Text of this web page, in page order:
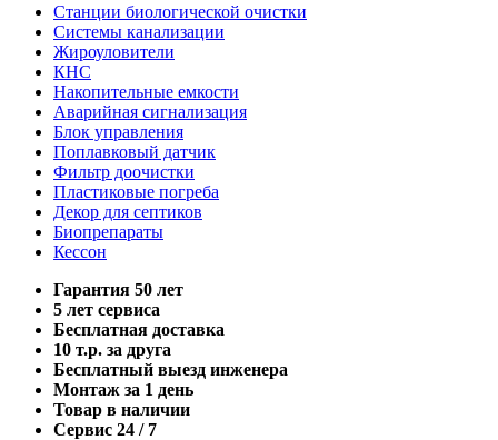
Станции биологической очистки
Системы канализации
Жироуловители
КНС
Накопительные емкости
Аварийная сигнализация
Блок управления
Поплавковый датчик
Фильтр доочистки
Пластиковые погреба
Декор для септиков
Биопрепараты
Кессон
Гарантия 50 лет
5 лет сервиса
Бесплатная доставка
10 т.р. за друга
Бесплатный выезд инженера
Монтаж за 1 день
Товар в наличии
Сервис 24 / 7